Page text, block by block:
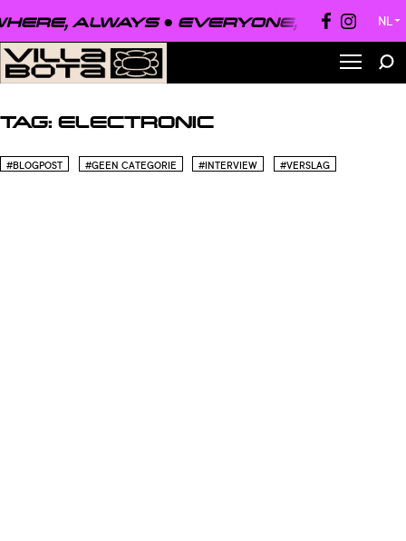
ALWAYS ● EVERYONE, NL ▼
TAG: ELECTRONIC
#BLOGPOST #GEEN CATEGORIE #INTERVIEW #VERSLAG